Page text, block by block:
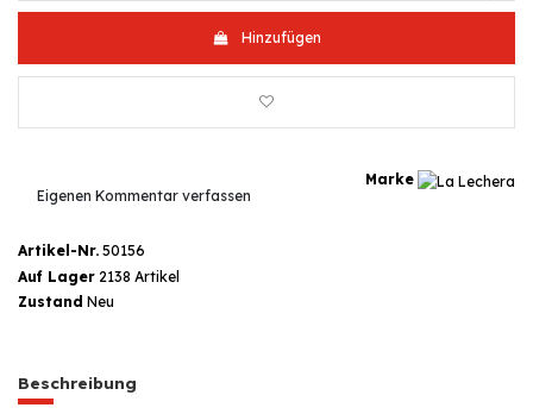
Hinzufügen
Marke
Eigenen Kommentar verfassen
Artikel-Nr. 50156
Auf Lager 2138 Artikel
Zustand Neu
Beschreibung